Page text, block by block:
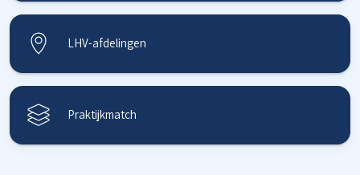
LHV-afdelingen
Praktijkmatch